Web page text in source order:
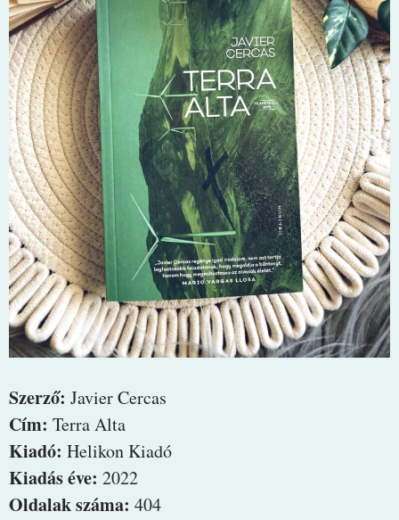
Szerző: Javier Cercas
Cím: Terra Alta
Kiadó: Helikon Kiadó
Kiadás éve: 2022
Oldalak száma: 404